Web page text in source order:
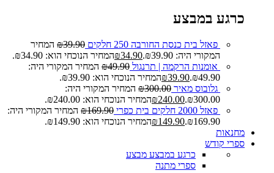
כרגע במבצע
פאזל בית כנסת החורבה 250 חלקים ₪39.90
המחיר
המקורי היה: ₪39.90.
₪34.90
המחיר הנוכחי הוא: ₪34.90.
אומנות הרקמה | תרנגול
₪49.90
המחיר המקורי היה:
₪49.90.
₪39.90
המחיר הנוכחי הוא: ₪39.90.
גלובוס מאיר
₪300.00
המחיר המקורי היה:
₪300.00.
₪240.00
המחיר הנוכחי הוא: ₪240.00.
פאזל 2000 חלקים בית כפרי
₪169.90
המחיר המקורי היה:
₪169.90.
₪149.90
המחיר הנוכחי הוא: ₪149.90.
מחנאות
ספרי קודש
כרגע במבצע מבצע
ספרי מתנה